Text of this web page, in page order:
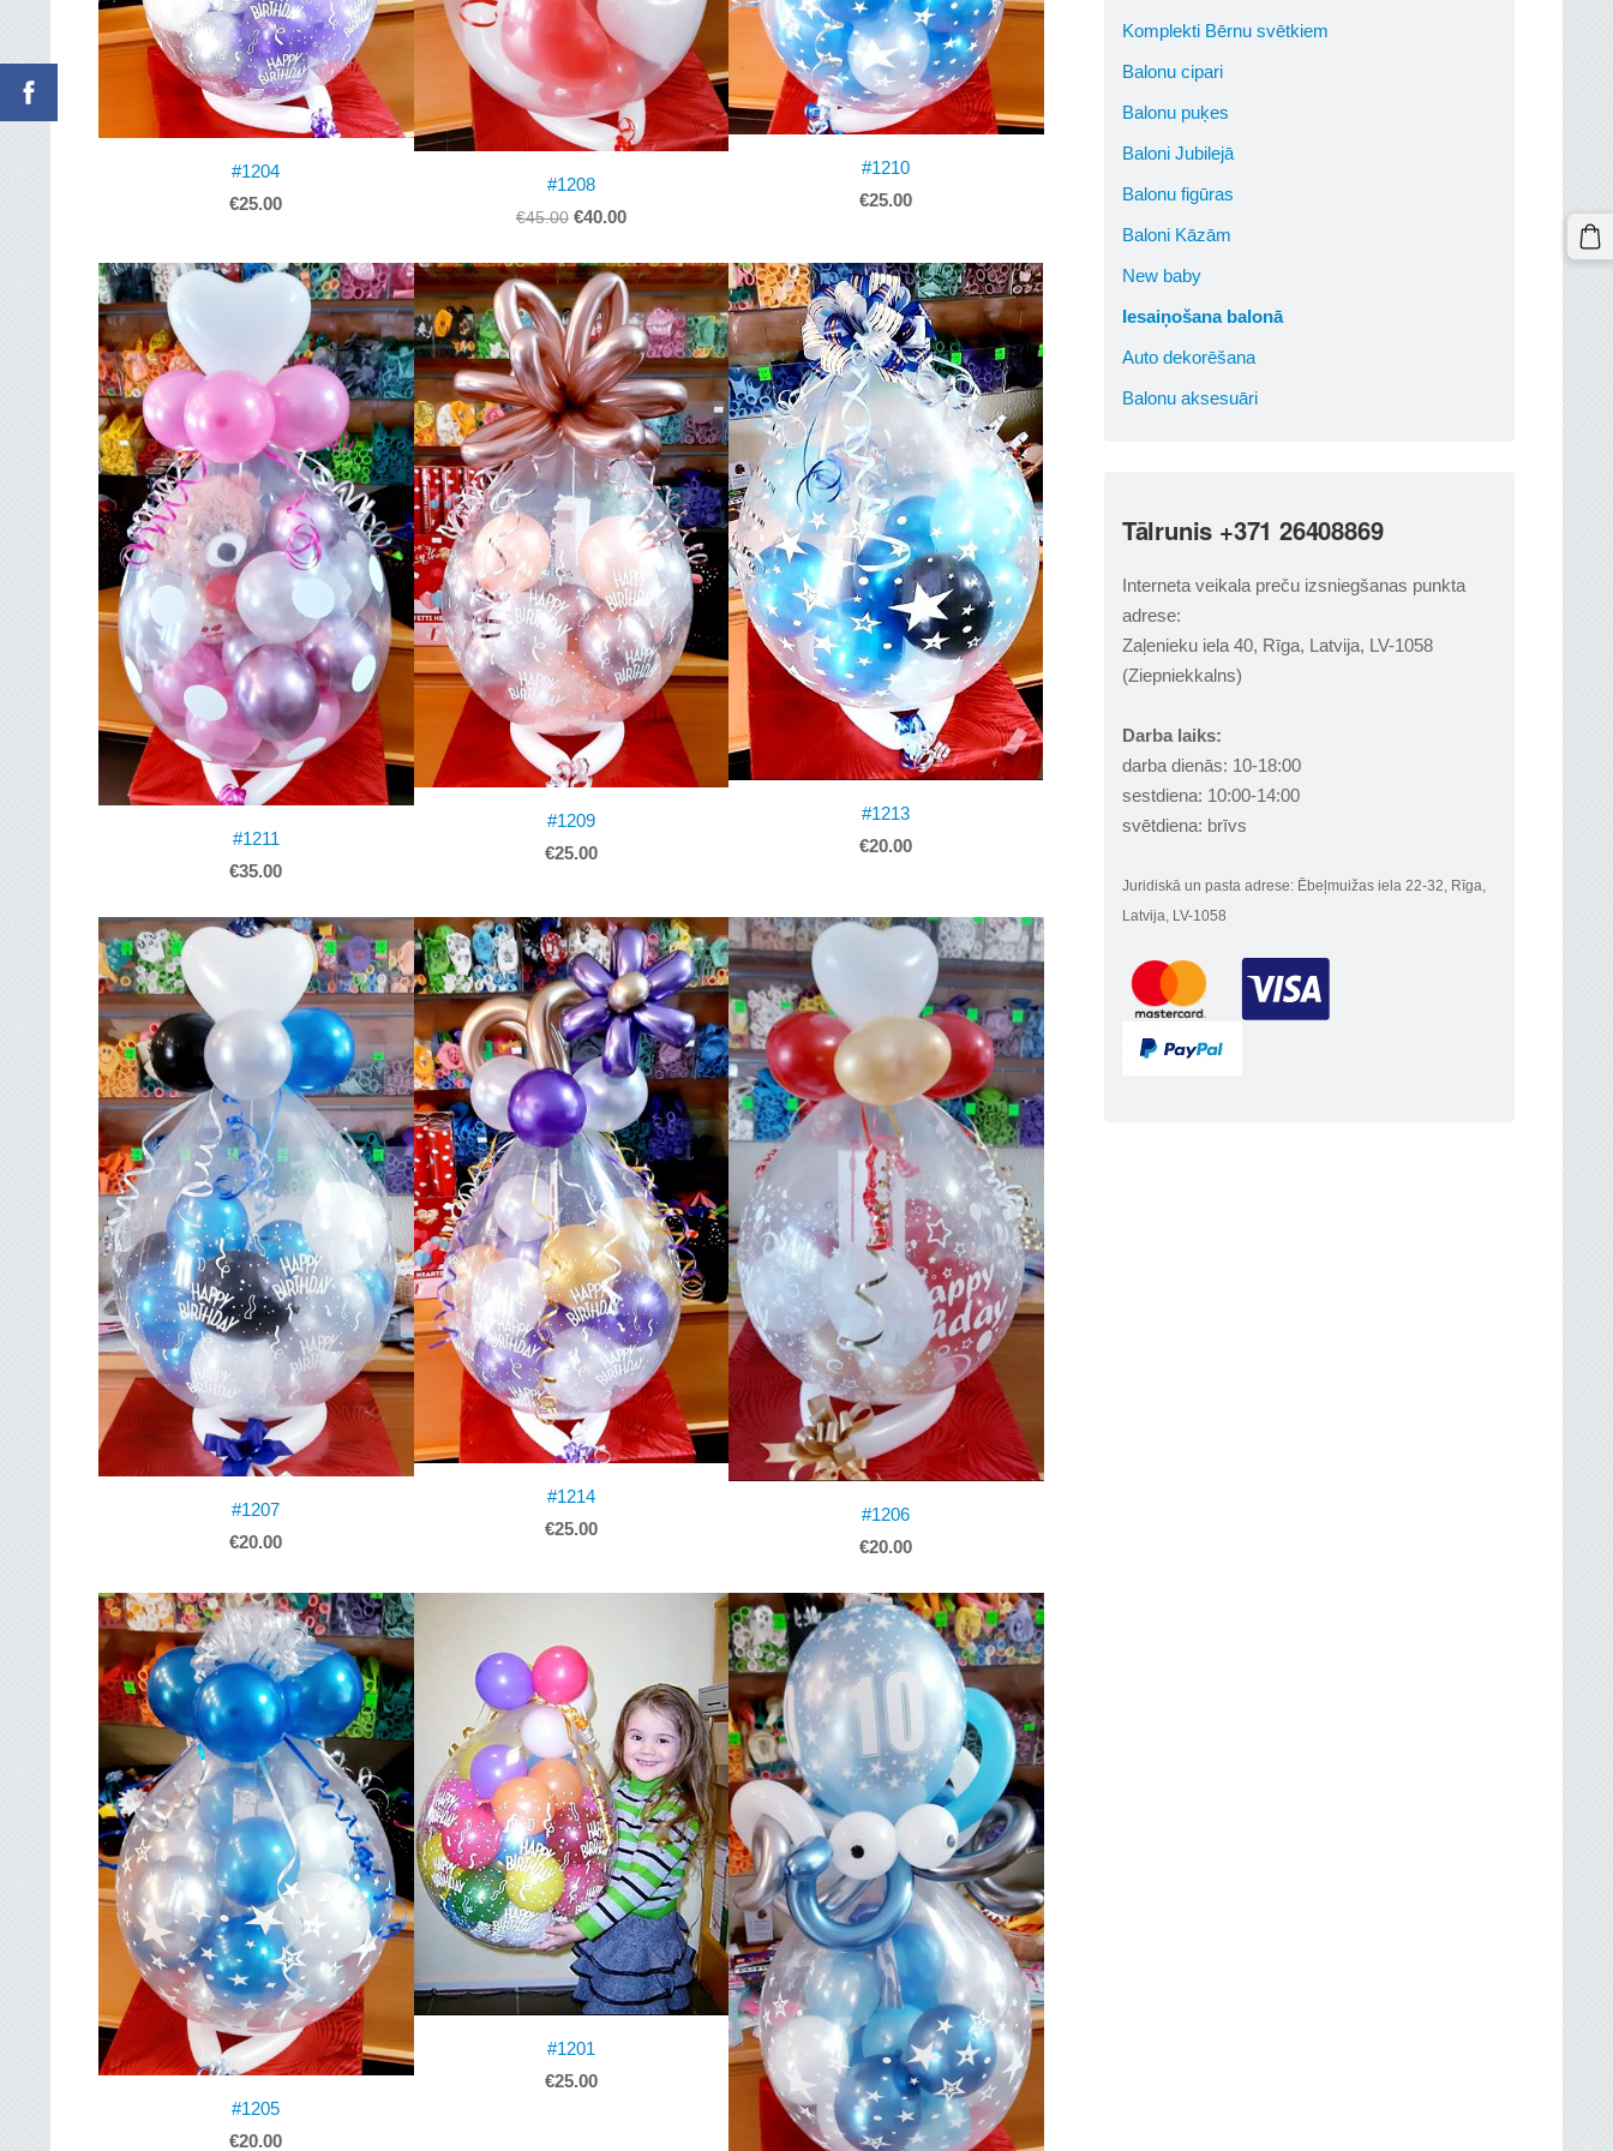
Komplekti Bērnu svētkiem
Balonu cipari
Balonu puķes
Baloni Jubilejā
Balonu figūras
Baloni Kāzām
New baby
Iesaiņošana balonā
Auto dekorēšana
Balonu aksesuāri
Tālrunis +371 26408869
Interneta veikala preču izsniegšanas punkta
adrese:
Zaļenieku iela 40, Rīga, Latvija, LV-1058
(Ziepniekkalns)
Darba laiks:
darba dienās: 10-18:00
sestdiena: 10:00-14:00
svētdiena: brīvs
Juridiskā un pasta adrese: Ēbeļmuižas iela 22-32, Rīga,
Latvija, LV-1058
#1204
€25.00
#1208
€45.00 €40.00
#1210
€25.00
#1211
€35.00
#1209
€25.00
#1213
€20.00
#1207
€20.00
#1214
€25.00
#1206
€20.00
#1205
€20.00
#1201
€25.00